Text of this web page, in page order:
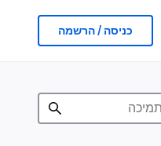
כניסה / הרשמה